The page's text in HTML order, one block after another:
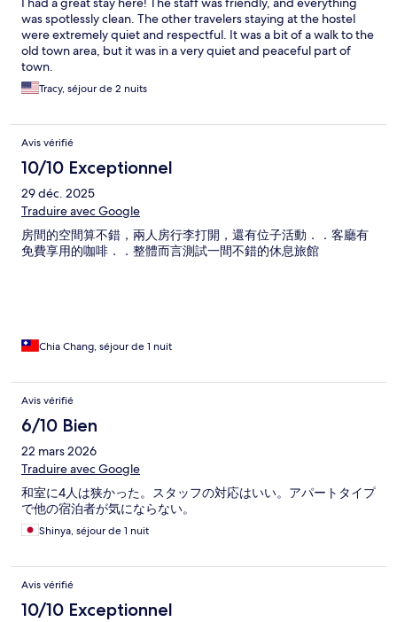
was spotlessly clean. The other travelers staying at the hostel
were extremely quiet and respectful. It was a bit of a walk to the
old town area, but it was in a very quiet and peaceful part of
town.
Tracy, séjour de 2 nuits
Avis vérifié
10/10 Exceptionnel
29 déc. 2025
Traduire avec Google
房間的空間算不錯，兩人房行李打開，還有位子活動．．客廳有
免費享用的咖啡．．整體而言測試一間不錯的休息旅館
Chia Chang, séjour de 1 nuit
Avis vérifié
6/10 Bien
22 mars 2026
Traduire avec Google
和室に4人は狭かった。スタッフの対応はいい。アパートタイプ
で他の宿泊者が気にならない。
Shinya, séjour de 1 nuit
Avis vérifié
10/10 Exceptionnel